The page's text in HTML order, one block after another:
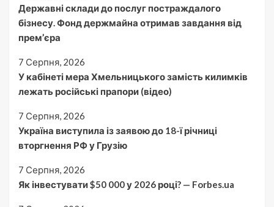
Державні склади до послуг постраждалого
бізнесу. Фонд держмайна отримав завдання від
прем’єра
7 Серпня, 2026
У кабінеті мера Хмельницького замість килимків
лежать російські прапори (відео)
7 Серпня, 2026
Україна виступила із заявою до 18-ї річниці
вторгнення РФ у Грузію
7 Серпня, 2026
Як інвестувати $50 000 у 2026 році? — Forbes.ua